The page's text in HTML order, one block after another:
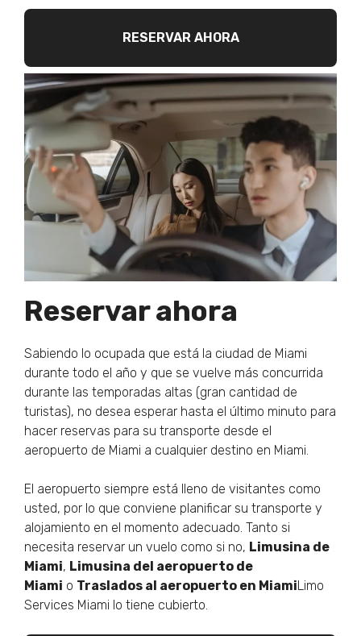
RESERVAR AHORA
Reservar ahora
Sabiendo lo ocupada que está la ciudad de Miami
durante todo el año y que se vuelve más concurrida
durante las temporadas altas (gran cantidad de
turistas), no desea esperar hasta el último minuto para
hacer reservas para su transporte desde el
aeropuerto de Miami a cualquier destino en Miami.
El aeropuerto siempre está lleno de visitantes como
usted, por lo que conviene planificar su transporte y
alojamiento en el momento adecuado. Tanto si
necesita reservar un vuelo como si no, Limusina de
Miami, Limusina del aeropuerto de
Miami o Traslados al aeropuerto en MiamiLimo
Services Miami lo tiene cubierto.